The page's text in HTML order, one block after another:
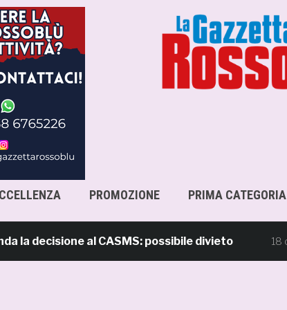
PROMOZIONE PRIMA CATEGORIA
al CASMS: possibile divieto 18 ore fa